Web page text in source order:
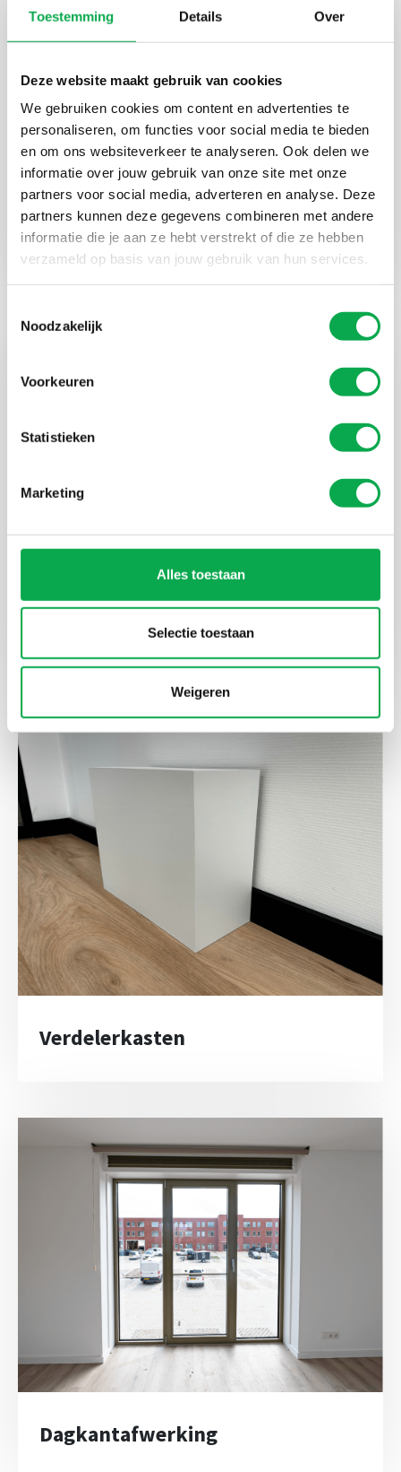
Toestemming Details Over
Deze website maakt gebruik van cookies
We gebruiken cookies om content en advertenties te
personaliseren, om functies voor social media te bieden
en om ons websiteverkeer te analyseren. Ook delen we
informatie over jouw gebruik van onze site met onze
partners voor social media, adverteren en analyse. Deze
partners kunnen deze gegevens combineren met andere
informatie die je aan ze hebt verstrekt of die ze hebben
verzameld op basis van jouw gebruik van hun services.
Noodzakelijk
Voorkeuren
Statistieken
Marketing
Alles toestaan
Selectie toestaan
Weigeren
Dak­raam­af­timmering
Vensterbanken
Verdelerkasten
Dagkantafwerking